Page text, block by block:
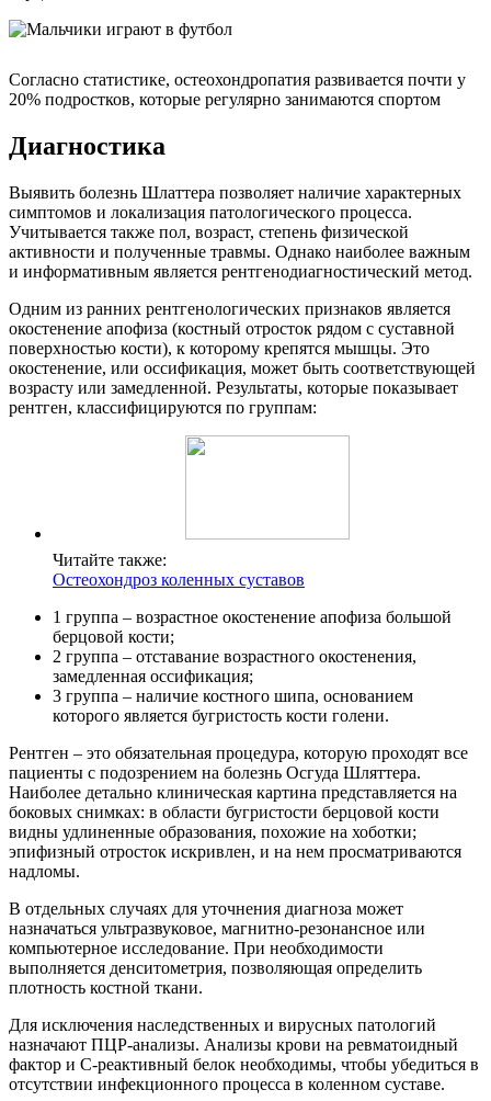
Согласно статистике, остеохондропатия развивается почти у
20% подростков, которые регулярно занимаются спортом
Диагностика
Выявить болезнь Шлаттера позволяет наличие характерных
симптомов и локализация патологического процесса.
Учитывается также пол, возраст, степень физической
активности и полученные травмы. Однако наиболее важным
и информативным является рентгенодиагностический метод.
Одним из ранних рентгенологических признаков является
окостенение апофиза (костный отросток рядом с суставной
поверхностью кости), к которому крепятся мышцы. Это
окостенение, или оссификация, может быть соответствующей
возрасту или замедленной. Результаты, которые показывает
рентген, классифицируются по группам:
Читайте также:
Остеохондроз коленных суставов
1 группа – возрастное окостенение апофиза большой
берцовой кости;
2 группа – отставание возрастного окостенения,
замедленная оссификация;
3 группа – наличие костного шипа, основанием
которого является бугристость кости голени.
Рентген – это обязательная процедура, которую проходят все
пациенты с подозрением на болезнь Осгуда Шляттера.
Наиболее детально клиническая картина представляется на
боковых снимках: в области бугристости берцовой кости
видны удлиненные образования, похожие на хоботки;
эпифизный отросток искривлен, и на нем просматриваются
надломы.
В отдельных случаях для уточнения диагноза может
назначаться ультразвуковое, магнитно-резонансное или
компьютерное исследование. При необходимости
выполняется денситометрия, позволяющая определить
плотность костной ткани.
Для исключения наследственных и вирусных патологий
назначают ПЦР-анализы. Анализы крови на ревматоидный
фактор и С-реактивный белок необходимы, чтобы убедиться в
отсутствии инфекционного процесса в коленном суставе.